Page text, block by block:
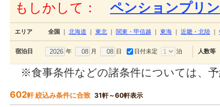
もしかして： ペンションプリ
エリア 全国 北海道 東北 関東・甲信越 東海 近畿・北陸
宿泊日 年 月 日 日付未定 泊 人数等
※食事条件などの諸条件については、
602軒 絞込み条件に合致 31軒～60軒表示